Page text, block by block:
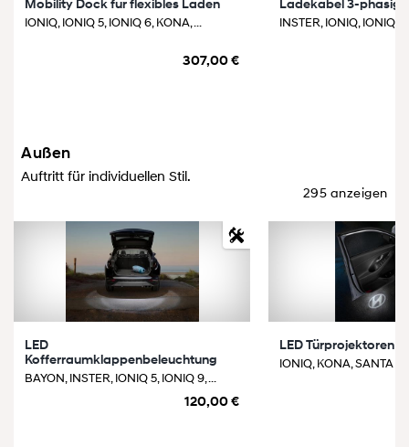
Mobility Dock für flexibles Laden
IONIQ, IONIQ 5, IONIQ 6, KONA, ...
307,00 €
Ladekabel 3-phasig
INSTER, IONIQ, IONIQ
Außen
Auftritt für individuellen Stil.
295 anzeigen
LED
Kofferraumklappenbeleuchtung
BAYON, INSTER, IONIQ 5, IONIQ 9, ...
120,00 €
LED Türprojektoren
IONIQ, KONA, SANTA